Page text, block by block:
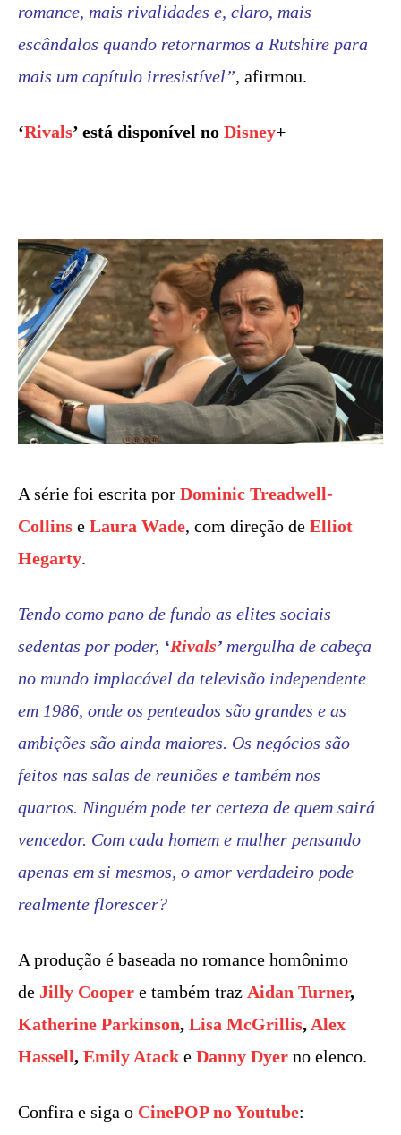
romance, mais rivalidades e, claro, mais
escândalos quando retornarmos a Rutshire para
mais um capítulo irresistível”, afirmou.
‘Rivals’ está disponível no Disney+
A série foi escrita por Dominic Treadwell-
Collins e Laura Wade, com direção de Elliot
Hegarty.
Tendo como pano de fundo as elites sociais
sedentas por poder, ‘Rivals’ mergulha de cabeça
no mundo implacável da televisão independente
em 1986, onde os penteados são grandes e as
ambições são ainda maiores. Os negócios são
feitos nas salas de reuniões e também nos
quartos. Ninguém pode ter certeza de quem sairá
vencedor. Com cada homem e mulher pensando
apenas em si mesmos, o amor verdadeiro pode
realmente florescer?
A produção é baseada no romance homônimo
de Jilly Cooper e também traz Aidan Turner,
Katherine Parkinson, Lisa McGrillis, Alex
Hassell, Emily Atack e Danny Dyer no elenco.
Confira e siga o CinePOP no Youtube: